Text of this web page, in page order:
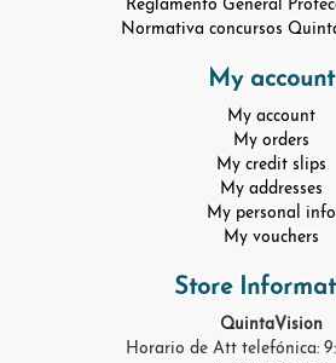
Reglamento General
Normativa concursos
My account
My account
My orders
My credit slips
My addresses
My personal info
My vouchers
Store
QuintaVision
Horario de Att telefónica: